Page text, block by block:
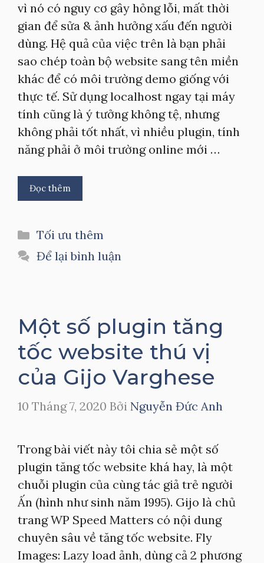
vì nó có nguy cơ gây hỏng lỗi, mất thời
gian để sửa & ảnh hưởng xấu đến người
dùng. Hệ quả của việc trên là bạn phải
sao chép toàn bộ website sang tên miền
khác để có môi trường demo giống với
thực tế. Sử dụng localhost ngay tại máy
tính cũng là ý tưởng không tệ, nhưng
không phải tốt nhất, vì nhiều plugin, tính
năng phải ở môi trường online mới …
Đọc thêm
Danh
mục
Tối ưu thêm
Để lại bình luận
Một số plugin tăng
tốc website thú vị
của Gijo Varghese
10 Tháng 7, 2020 Bởi Nguyễn Đức Anh
Trong bài viết này tôi chia sẻ một số
plugin tăng tốc website khá hay, là một
chuỗi plugin của cùng tác giả trẻ người
Ấn (hình như sinh năm 1995). Gijo là chủ
trang WP Speed Matters có nội dung
chuyên sâu về tăng tốc website. Fly
Images: Lazy load ảnh, dùng cả 2 phương